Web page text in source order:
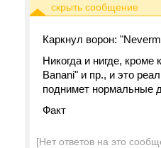
Каркнул ворон:
Никогда и нигде,
Banani" и пр., и это
поднимет нормальные
Факт
[Нет ответов на это